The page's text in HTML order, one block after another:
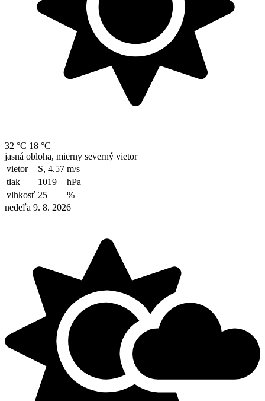
32 °C 18 °C
jasná obloha, mierny severný vietor
vietor
S, 4.57 m/s
tlak
1019
hPa
vlhkosť 25
%
nedeľa 9. 8. 2026